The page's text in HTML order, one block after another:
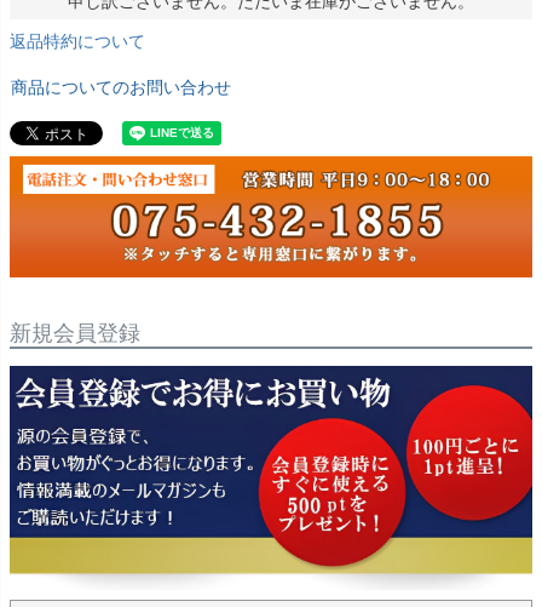
返品特約について
商品についてのお問い合わせ
新規会員登録